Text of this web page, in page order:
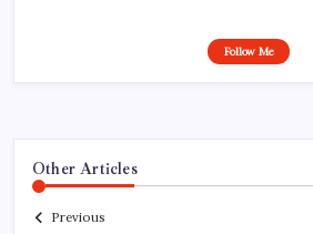
Follow Me
Other Articles
Previous